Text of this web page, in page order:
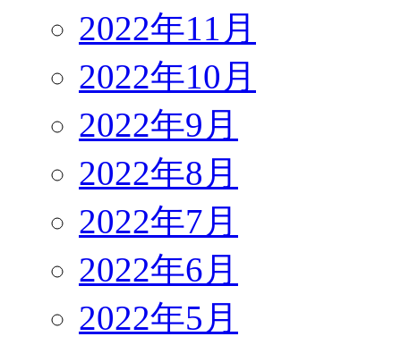
2022年11月
2022年10月
2022年9月
2022年8月
2022年7月
2022年6月
2022年5月